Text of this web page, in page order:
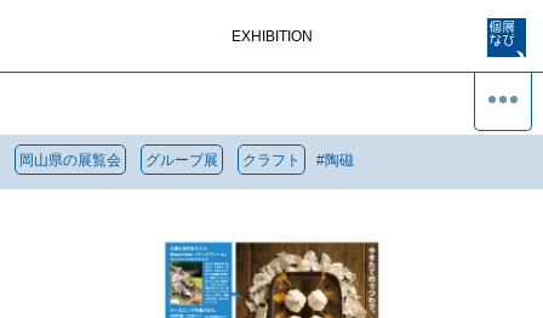
EXHIBITION
岡山県の展覧会 グループ展 クラフト #陶磁